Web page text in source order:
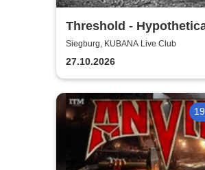
Threshold -
Anniversary Tour
Siegburg, KUBANA Live Club
27.10.2026